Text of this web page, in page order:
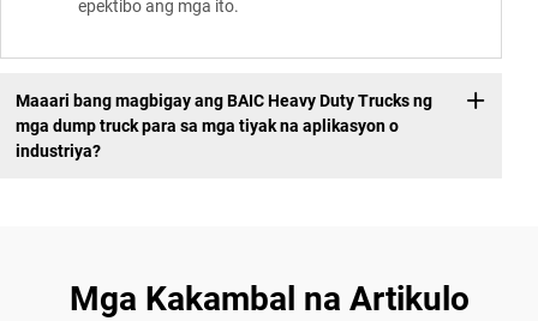
epektibo ang mga ito.
Maaari bang magbigay ang BAIC Heavy Duty Trucks ng
mga dump truck para sa mga tiyak na aplikasyon o
industriya?
Mga Kakambal na Artikulo